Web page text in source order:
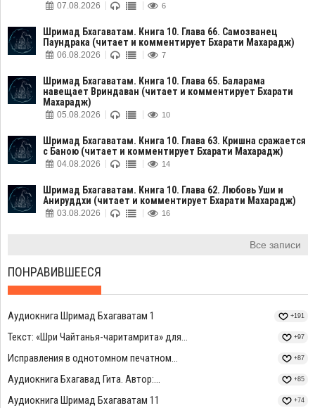
07.08.2026 6
Шримад Бхагаватам. Книга 10. Глава 66. Самозванец
Паундрака (читает и комментирует Бхарати Махарадж)
06.08.2026 7
Шримад Бхагаватам. Книга 10. Глава 65. Баларама
навещает Вриндаван (читает и комментирует Бхарати
Махарадж)
05.08.2026 10
Шримад Бхагаватам. Книга 10. Глава 63. Кришна сражается
с Баною (читает и комментирует Бхарати Махарадж)
04.08.2026 14
Шримад Бхагаватам. Книга 10. Глава 62. Любовь Уши и
Анируддхи (читает и комментирует Бхарати Махарадж)
03.08.2026 16
Все записи
ПОНРАВИВШЕЕСЯ
Аудиокнига Шримад Бхагаватам 1 +191
Текст: «Шри Чайтанья-чаритамрита» для... +97
Исправления в однотомном печатном... +87
Аудиокнига Бхагавад Гита. Автор:... +85
Аудиокнига Шримад Бхагаватам 11 +74